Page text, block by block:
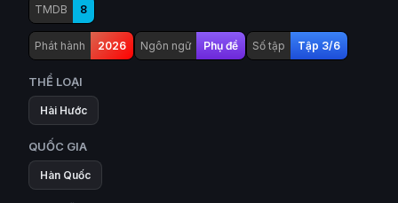
TMDB 8
Phát hành 2026 Ngôn ngữ Phụ đề Số tập Tập 3/6
THỂ LOẠI
Hài Hước
QUỐC GIA
Hàn Quốc